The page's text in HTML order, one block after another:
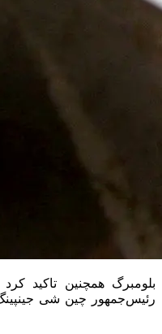
بلومبرگ همچنین تاکید
رئیس‌جمهور چین شی